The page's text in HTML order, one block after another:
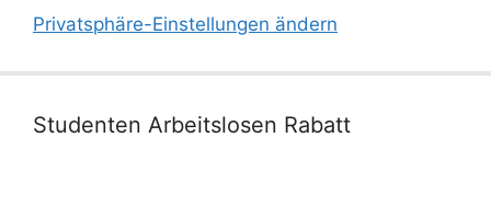
Privatsphäre-Einstellungen ändern
Studenten Arbeitslosen Rabatt